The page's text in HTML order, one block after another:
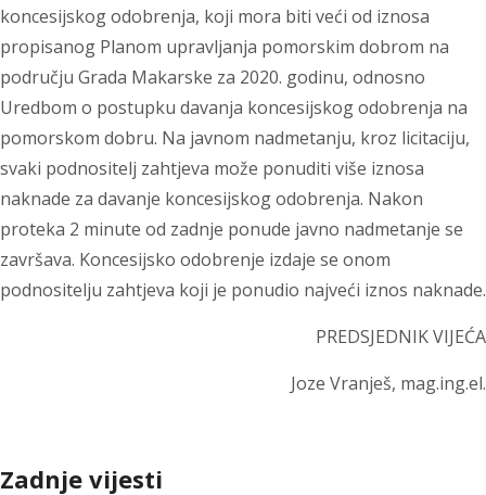
koncesijskog odobrenja, koji mora biti veći od iznosa
propisanog Planom upravljanja pomorskim dobrom na
području Grada Makarske za 2020. godinu, odnosno
Uredbom o postupku davanja koncesijskog odobrenja na
pomorskom dobru. Na javnom nadmetanju, kroz licitaciju,
svaki podnositelj zahtjeva može ponuditi više iznosa
naknade za davanje koncesijskog odobrenja. Nakon
proteka 2 minute od zadnje ponude javno nadmetanje se
završava. Koncesijsko odobrenje izdaje se onom
podnositelju zahtjeva koji je ponudio najveći iznos naknade.
PREDSJEDNIK VIJEĆA
Joze Vranješ, mag.ing.el.
Zadnje vijesti